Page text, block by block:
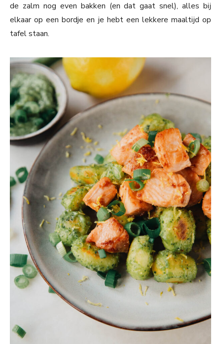
de zalm nog even bakken (en dat gaat snel), alles bij
elkaar op een bordje en je hebt een lekkere maaltijd op
tafel staan.